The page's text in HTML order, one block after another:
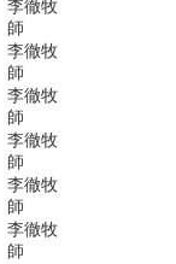
李徹牧
師
李徹牧
師
李徹牧
師
李徹牧
師
李徹牧
師
李徹牧
師